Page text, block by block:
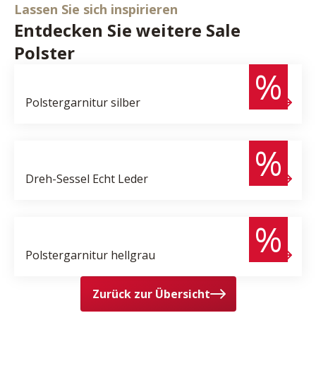
Lassen Sie sich inspirieren
Entdecken Sie weitere Sale
Polster
4.294,- €
2.490,- €
%
Polstergarnitursilber
1.851,- €
%
Dreh-Sessel Echt Leder
%
Polstergarnitur hellgrau
Zurück zur Übersicht